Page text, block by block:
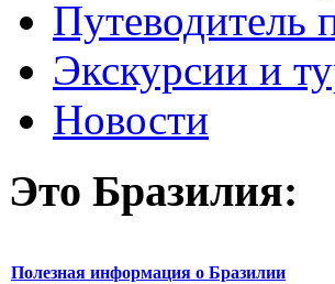
Путеводитель
Экскурсии и
Новости
Это Бразилия:
Полезная информация о Бразилии